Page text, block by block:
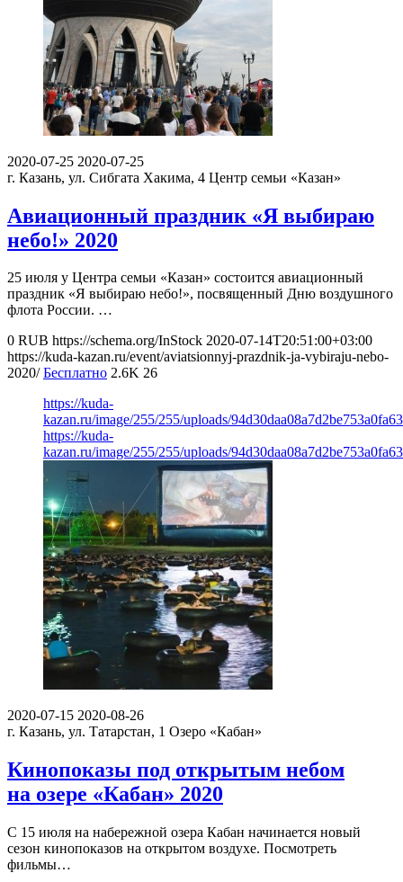
2020-07-25 2020-07-25
г. Казань, ул. Сибгата Хакима, 4 Центр семьи «Казан»
Авиационный праздник «Я выбираю
небо!» 2020
25 июля у Центра семьи «Казан» состоится авиационный
праздник «Я выбираю небо!», посвященный Дню воздушного
флота России. …
0 RUB https://schema.org/InStock 2020-07-14T20:51:00+03:00
https://kuda-kazan.ru/event/aviatsionnyj-prazdnik-ja-vybiraju-nebo-
2020/ Бесплатно 2.6K 26
https://kuda-
kazan.ru/image/255/255/uploads/
https://kuda-
kazan.ru/image/255/255/uploads/
2020-07-15 2020-08-26
г. Казань, ул. Татарстан, 1 Озеро «Кабан»
Кинопоказы под открытым небом
на озере «Кабан» 2020
С 15 июля на набережной озера Кабан начинается новый
сезон кинопоказов на открытом воздухе. Посмотреть
фильмы…